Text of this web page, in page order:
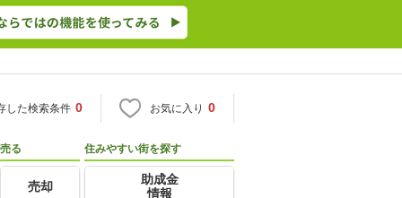
した検索条件 0 お気に入り 0
売る
売却
住みやすい街を探す
助成金
情報